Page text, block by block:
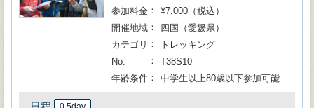
参加料金
¥7,000（税込）
開催地域
四国（愛媛県）
カテゴリ
トレッキング
No.
T38S10
年齢条件
中学生以上80歳以下参加可能